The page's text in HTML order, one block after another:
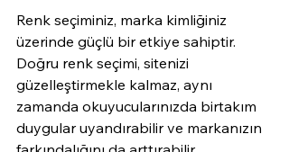
Renk seçiminiz, marka kimliğiniz
üzerinde güçlü bir etkiye sahiptir.
Doğru renk seçimi, sitenizi
güzelleştirmekle kalmaz, aynı
zamanda okuyucularınızda birtakım
duygular uyandırabilir ve markanızın